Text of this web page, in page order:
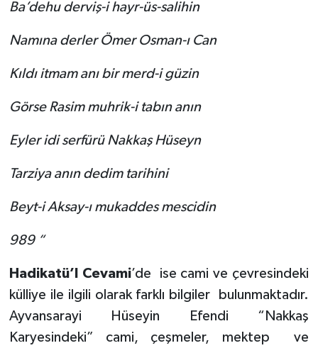
Ba’dehu derviş-i hayr-üs-salihin
Namına derler Ömer Osman-ı Can
Kıldı itmam anı bir merd-i güzin
Görse Rasim muhrik-i tabın anın
Eyler idi serfürü Nakkaş Hüseyn
Tarziya anın dedim tarihini
Beyt-i Aksay-ı mukaddes mescidin
989 “
Hadikatü’l Cevami’de
ise cami ve çevresindeki
külliye ile ilgili olarak farklı bilgiler
bulunmaktadır.
Ayvansarayi Hüseyin Efendi “Nakkaş
Karyesindeki” cami, çeşmeler, mektep
ve